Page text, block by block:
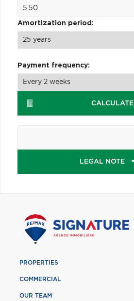
Amortization period:
Payment frequency:
CALCULATE
LEGAL NOTE
PROPERTIES
COMMERCIAL
OUR TEAM